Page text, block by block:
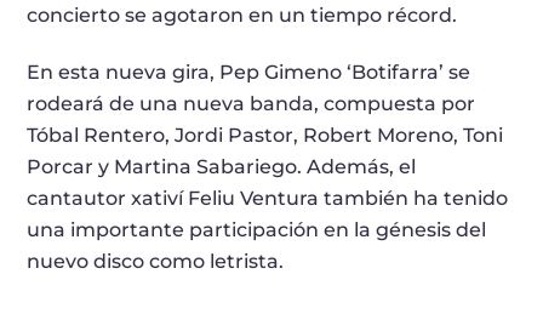
concierto se agotaron en un tiempo récord.
En esta nueva gira, Pep Gimeno ‘Botifarra’ se
rodeará de una nueva banda, compuesta por
Tóbal Rentero, Jordi Pastor, Robert Moreno, Toni
Porcar y Martina Sabariego. Además, el
cantautor xativí Feliu Ventura también ha tenido
una importante participación en la génesis del
nuevo disco como letrista.